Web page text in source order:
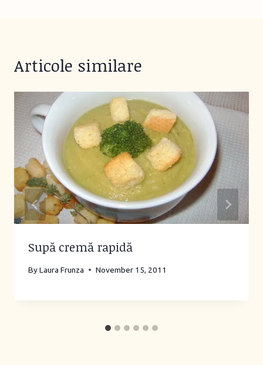
Articole similare
Supă cremă rapidă
ByLaura Frunza November 15, 2011